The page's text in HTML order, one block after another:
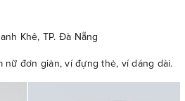
Khê, TP. Đà Nẵng
nữ đơn giản, ví đựng thẻ, ví dáng dài.